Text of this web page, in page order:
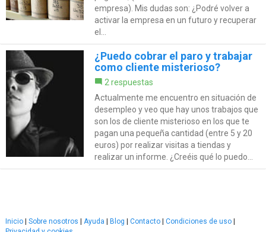
empresa). Mis dudas son: ¿Podré volver a
activar la empresa en un futuro y recuperar
el...
¿Puedo cobrar el paro y trabajar
como cliente misterioso?
2 respuestas
Actualmente me encuentro en situación de
desempleo y veo que hay unos trabajos que
son los de cliente misterioso en los que te
pagan una pequeña cantidad (entre 5 y 20
euros) por realizar visitas a tiendas y
realizar un informe. ¿Creéis qué lo puedo...
Inicio Sobre nosotros Ayuda Blog Contacto Condiciones de uso